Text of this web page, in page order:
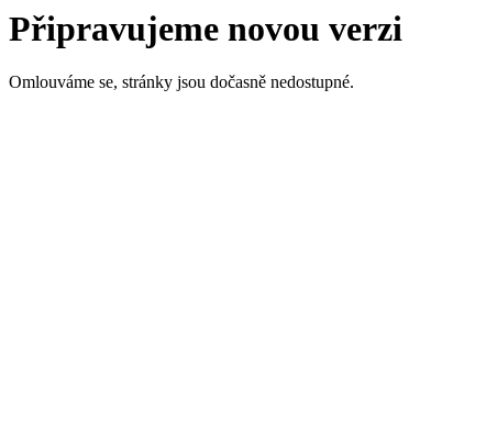
Připravujeme novou verzi
Omlouváme se, stránky jsou dočasně nedostupné.